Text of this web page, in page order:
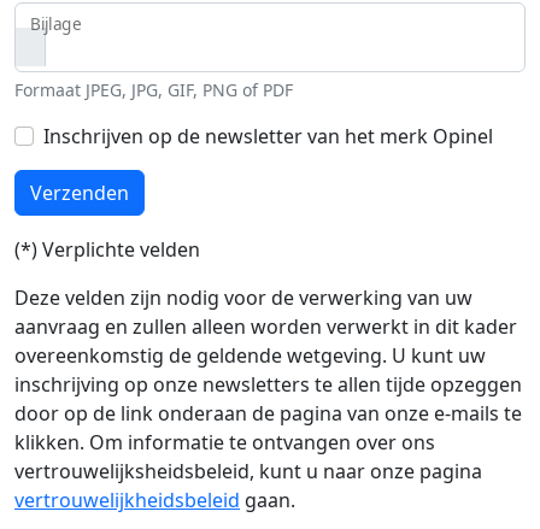
Bijlage
Formaat JPEG, JPG, GIF, PNG of PDF
Inschrijven op de newsletter van het merk Opinel
Verzenden
(*) Verplichte velden
Deze velden zijn nodig voor de verwerking van uw
aanvraag en zullen alleen worden verwerkt in dit kader
overeenkomstig de geldende wetgeving. U kunt uw
inschrijving op onze newsletters te allen tijde opzeggen
door op de link onderaan de pagina van onze e-mails te
klikken. Om informatie te ontvangen over ons
vertrouwelijksheidsbeleid, kunt u naar onze pagina
vertrouwelijkheidsbeleid gaan.